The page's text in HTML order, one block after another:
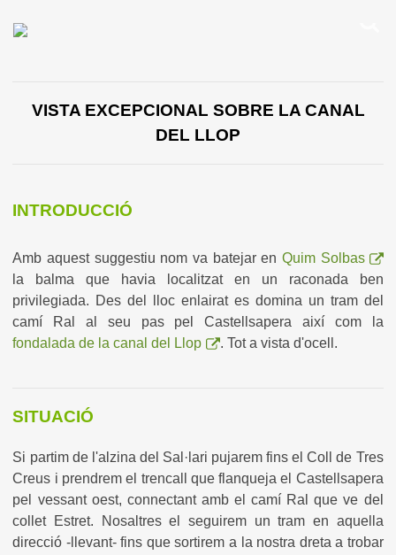
VISTA EXCEPCIONAL SOBRE LA CANAL
DEL LLOP
INTRODUCCIÓ
Amb aquest suggestiu nom va batejar en Quim Solbas
la balma que havia localitzat en un raconada ben
privilegiada. Des del lloc enlairat es domina un tram del
camí Ral al seu pas pel Castellsapera així com la
fondalada de la canal del Llop
. Tot a vista d'ocell.
SITUACIÓ
Si partim de l'alzina del Sal·lari pujarem fins el Coll de Tres
Creus i prendrem el trencall que flanqueja el Castellsapera
pel vessant oest, connectant amb el camí Ral que ve del
collet Estret. Nosaltres el seguirem un tram en aquella
direcció -llevant- fins que sortirem a la nostra dreta a trobar